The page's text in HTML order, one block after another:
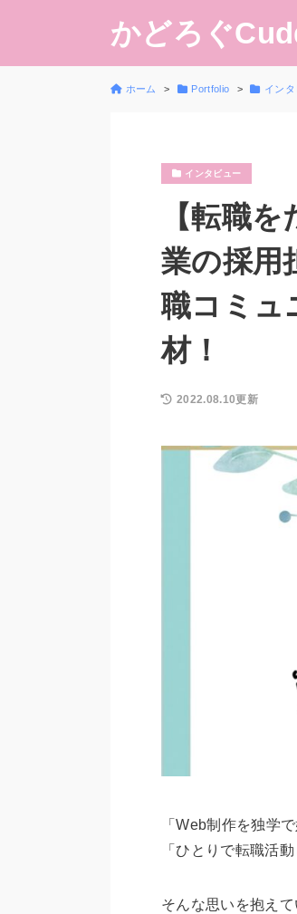
かどろぐ
ホーム Portfolio イン
インタビュー
【転職
業の採用
職コミュ
材！
2022.08.10更新
「Web制作を独学
「ひとりで転職活
そんな思いを抱え